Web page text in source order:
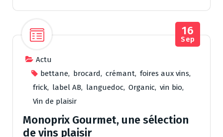
Actu
bettane, brocard, crémant, foires aux vins,
frick, label AB, languedoc, Organic, vin bio,
Vin de plaisir
16
Sep
Monoprix Gourmet, une sélection
de vins plaisir